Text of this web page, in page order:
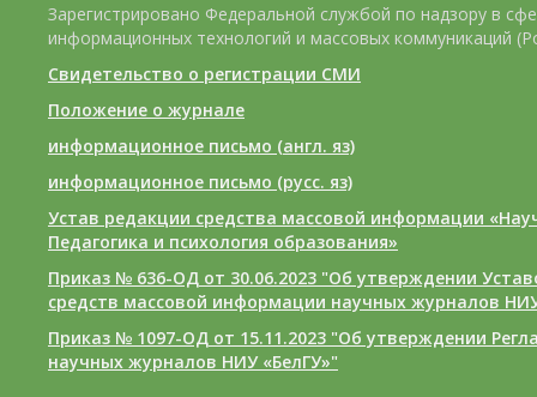
Зарегистрировано Федеральной службой по надзору в
информационных технологий и массовых коммуникаций
Свидетельство о регистрации СМИ
Положение о журнале
информационное письмо (англ. яз)
информационное письмо (русс. яз)
Устав редакции средства массовой информации
Педагогика и психология образования»
Приказ № 636-ОД от 30.06.2023 "Об утверждении
средств массовой информации научных журналов
Приказ № 1097-ОД от 15.11.2023 "Об утверждении
научных журналов НИУ «БелГУ»"